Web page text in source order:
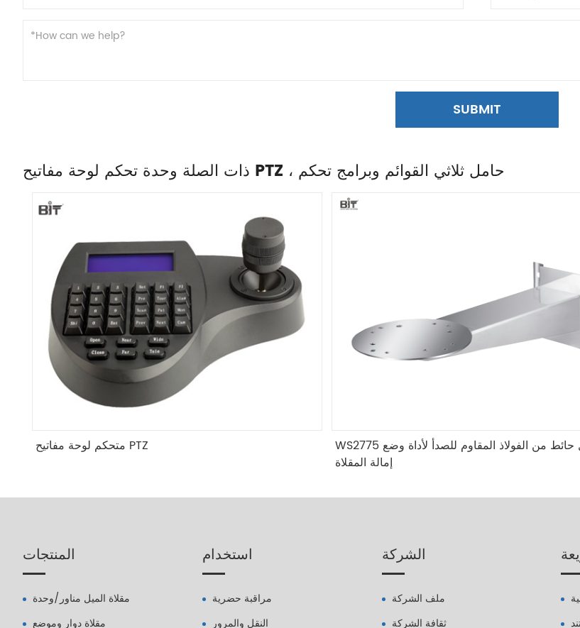
SUBMIT
ذات الصلة وحدة تحكم لوحة مفاتيح PTZ ، حامل ثلاثي القوائم وبرامج تحكم
متحكم لوحة مفاتيح PTZ
WS2775 حامل حائط من الفولاذ المقاوم للصدأ لأداة وضع
إمالة المقلاة
المنتجات
مقلاة الميل مناور/وحدة
مقلاة دوار وموضع
استخدام
مراقبة حضرية
النقل والمرور
الشركة
ملف الشركة
ثقافة الشركة